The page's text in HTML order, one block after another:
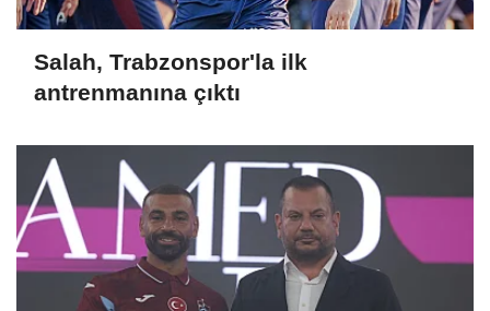
Salah, Trabzonspor'la ilk
antrenmanına çıktı